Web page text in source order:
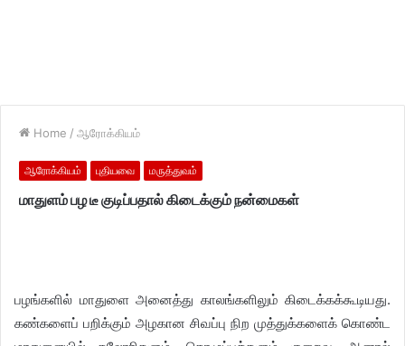
Home / ஆரோக்கியம்
ஆரோக்கியம் புதியவை மருத்துவம்
மாதுளம் பழ டீ குடிப்பதால் கிடைக்கும் நன்மைகள்
பழங்களில் மாதுளை அனைத்து காலங்களிலும் கிடைக்கக்கூடியது.
கண்களைப் பறிக்கும் அழகான சிவப்பு நிற முத்துக்களைக் கொண்ட